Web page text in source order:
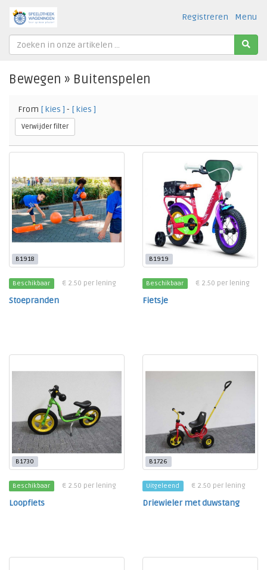
Menu
Registreren
Bewegen » Buitenspelen
From [ kies ] - [ kies ]
Verwijder filter
B1918
Beschikbaar € 2.50 per lening
Stoepranden
B1919
Beschikbaar € 2.50 per lening
Fietsje
B1730
Beschikbaar € 2.50 per lening
Loopfiets
B1726
Uitgeleend € 2.50 per lening
Driewieler met duwstang